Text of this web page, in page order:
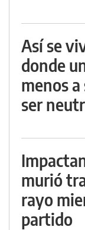
Así se
donde
menos
ser
murió
rayo
partido